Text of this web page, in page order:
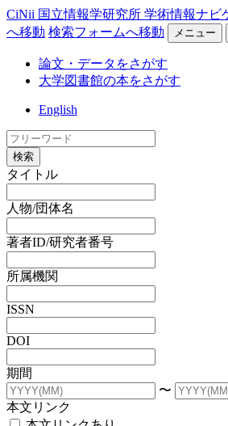
CiNii 国立情報学研究所 学術情報ナビ
へ移動 検索フォームへ移動 メニュー
論文・データをさがす
大学図書館の本をさがす
English
検索
タイトル
人物/団体名
著者ID/研究者番号
所属機関
ISSN
DOI
期間
〜
本文リンク